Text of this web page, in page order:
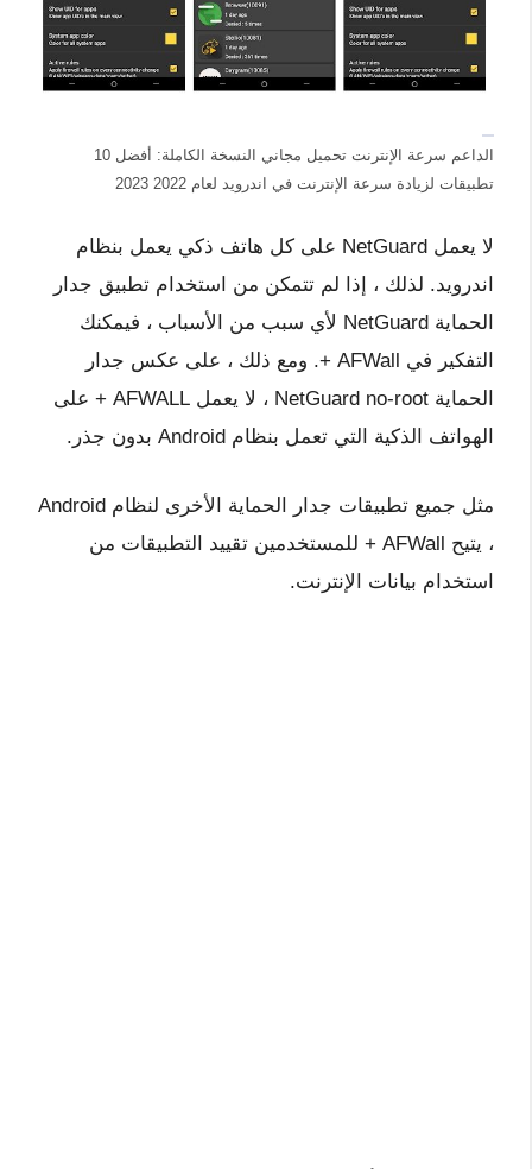
الداعم سرعة الإنترنت تحميل مجاني النسخة الكاملة: أفضل 10
تطبيقات لزيادة سرعة الإنترنت في اندرويد لعام 2022 2023
لا يعمل NetGuard على كل هاتف ذكي يعمل بنظام
اندرويد. لذلك ، إذا لم تتمكن من استخدام تطبيق جدار
الحماية NetGuard لأي سبب من الأسباب ، فيمكنك
التفكير في AFWall +. ومع ذلك ، على عكس جدار
الحماية NetGuard no-root ، لا يعمل AFWALL + على
الهواتف الذكية التي تعمل بنظام Android بدون جذر.
مثل جميع تطبيقات جدار الحماية الأخرى لنظام Android
، يتيح AFWall + للمستخدمين تقييد التطبيقات من
استخدام بيانات الإنترنت.